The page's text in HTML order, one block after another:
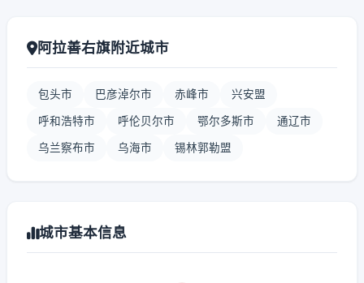
阿拉善右旗附近城市
包头市 巴彦淖尔市 赤峰市 兴安盟
呼和浩特市 呼伦贝尔市 鄂尔多斯市 通辽市
乌兰察布市 乌海市 锡林郭勒盟
城市基本信息